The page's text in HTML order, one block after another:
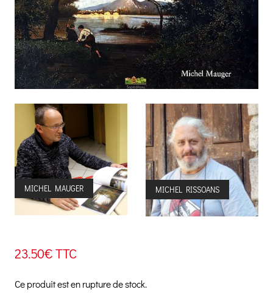
MICHEL MAUGER MICHEL RISSOANS
23.50€ TTC
Ce produit est en rupture de stock.